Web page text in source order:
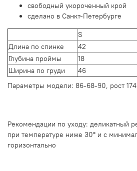
свободный укороченный крой
сделано в Санкт-Петербурге
Параметры модели: 86-68-90, рост
S
Длина по спинке
42
Глубина проймы
18
Ширина по груди
46
Рекомендации по уходу: деликатный
при температуре ниже 30° и с
горизонтально